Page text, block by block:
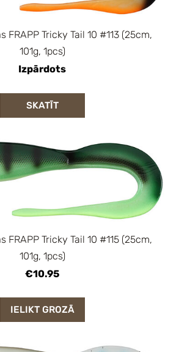
FRAPP Tricky Tail 10 #113 (25cm,
101g, 1pcs)
Izpārdots
SKATĪT
FRAPP Tricky Tail 10 #115 (25cm,
101g, 1pcs)
€10.95
IELIKT GROZĀ